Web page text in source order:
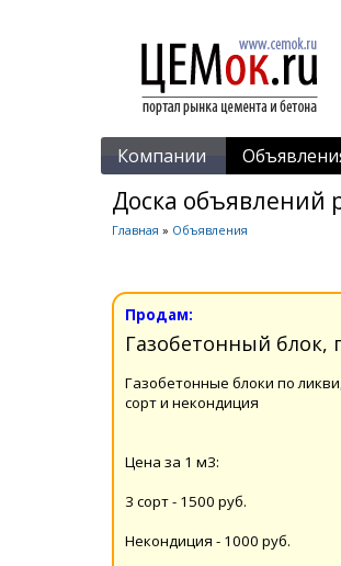
Компании
Доска объявлений
Главная » Объявления
Продам:
Гaзoбeтонный блок,
Газобетонные блоки по
сорт и некондиция
Цена за 1 м3:
3 сорт - 1500 руб.
Некондиция - 1000 руб.